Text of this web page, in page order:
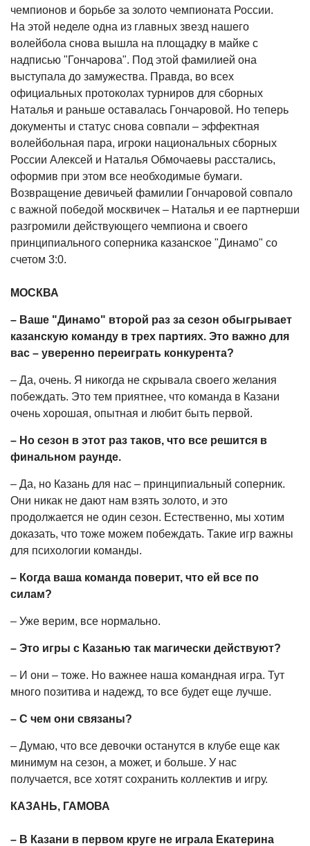
чемпионов и борьбе за золото чемпионата России.
На этой неделе одна из главных звезд нашего
волейбола снова вышла на площадку в майке с
надписью "Гончарова". Под этой фамилией она
выступала до замужества. Правда, во всех
официальных протоколах турниров для сборных
Наталья и раньше оставалась Гончаровой. Но теперь
документы и статус снова совпали – эффектная
волейбольная пара, игроки национальных сборных
России Алексей и Наталья Обмочаевы расстались,
оформив при этом все необходимые бумаги.
Возвращение девичьей фамилии Гончаровой совпало
с важной победой москвичек – Наталья и ее партнерши
разгромили действующего чемпиона и своего
принципиального соперника казанское "Динамо" со
счетом 3:0.
МОСКВА
– Ваше "Динамо" второй раз за сезон обыгрывает
казанскую команду в трех партиях. Это важно для
вас – уверенно переиграть конкурента?
– Да, очень. Я никогда не скрывала своего желания
побеждать. Это тем приятнее, что команда в Казани
очень хорошая, опытная и любит быть первой.
– Но сезон в этот раз таков, что все решится в
финальном раунде.
– Да, но Казань для нас – принципиальный соперник.
Они никак не дают нам взять золото, и это
продолжается не один сезон. Естественно, мы хотим
доказать, что тоже можем побеждать. Такие игр важны
для психологии команды.
– Когда ваша команда поверит, что ей все по
силам?
– Уже верим, все нормально.
– Это игры с Казанью так магически действуют?
– И они – тоже. Но важнее наша командная игра. Тут
много позитива и надежд, то все будет еще лучше.
– С чем они связаны?
– Думаю, что все девочки останутся в клубе еще как
минимум на сезон, а может, и больше. У нас
получается, все хотят сохранить коллектив и игру.
КАЗАНЬ, ГАМОВА
– В Казани в первом круге не играла Екатерина